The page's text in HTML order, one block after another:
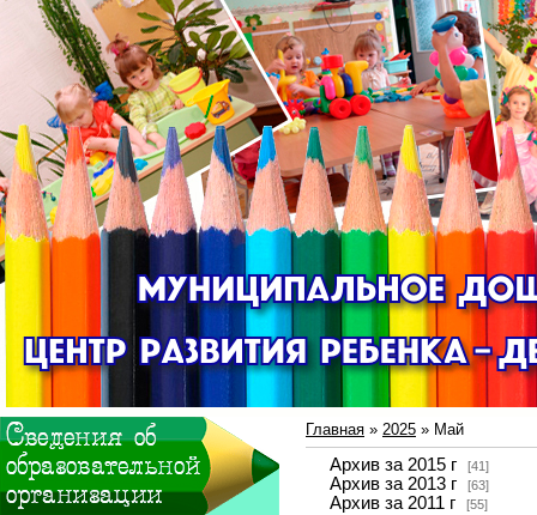
Главная » 2025 » Май
Архив за 2015 г [41]
Архив за 2013 г [63]
Архив за 2011 г [55]